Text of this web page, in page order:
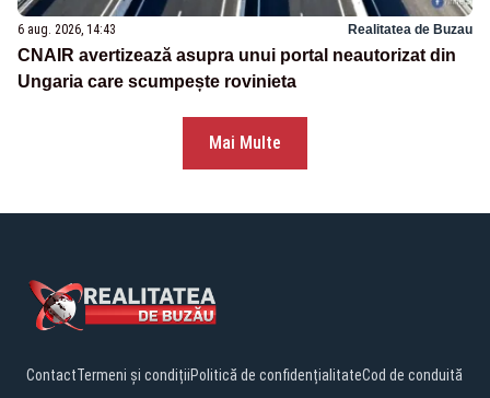
6 aug. 2026, 14:43 Realitatea de Buzau
CNAIR avertizează asupra unui portal neautorizat din
Ungaria care scumpește rovinieta
Mai Multe
ContactTermeni și condițiiPolitică de confidențialitateCod de conduită